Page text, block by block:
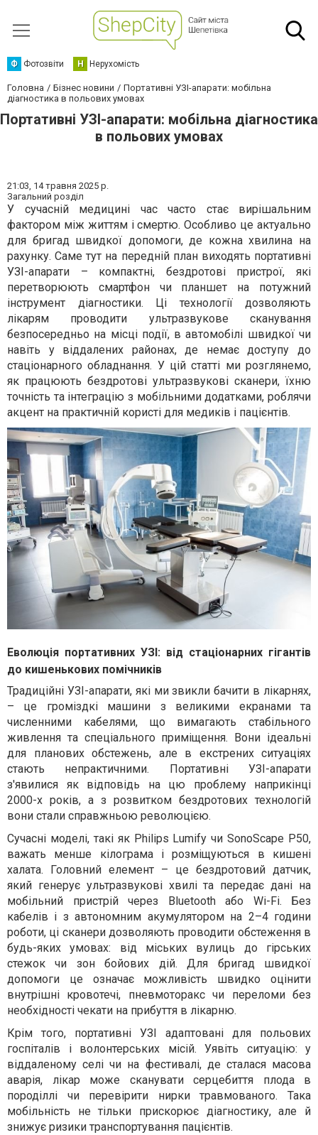
Ф Фотозвіти Н Нерухомість
Головна Бізнес новини
Портативні УЗІ-апарати: мобільна
діагностика в польових умовах
Портативні УЗІ-апарати: мобільна діагностика
в польових умовах
21:03, 14 травня 2025 р.
Загальний розділ
У сучасній медицині час часто стає вирішальним
фактором між життям і смертю. Особливо це актуально
для бригад швидкої допомоги, де кожна хвилина на
рахунку. Саме тут на передній план виходять портативні
УЗІ-апарати – компактні, бездротові пристрої, які
перетворюють смартфон чи планшет на потужний
інструмент діагностики. Ці технології дозволяють
лікарям проводити ультразвукове сканування
безпосередньо на місці події, в автомобілі швидкої чи
навіть у віддалених районах, де немає доступу до
стаціонарного обладнання. У цій статті ми розглянемо,
як працюють бездротові ультразвукові сканери, їхню
точність та інтеграцію з мобільними додатками, роблячи
акцент на практичній користі для медиків і пацієнтів.
Еволюція портативних УЗІ: від стаціонарних гігантів
до кишенькових помічників
Традиційні УЗІ-апарати, які ми звикли бачити в лікарнях,
– це громіздкі машини з великими екранами та
численними кабелями, що вимагають стабільного
живлення та спеціального приміщення. Вони ідеальні
для планових обстежень, але в екстрених ситуаціях
стають непрактичними. Портативні УЗІ-апарати
з'явилися як відповідь на цю проблему наприкінці
2000-х років, а з розвитком бездротових технологій
вони стали справжньою революцією.
Сучасні моделі, такі як Philips Lumify чи SonoScape P50,
важать менше кілограма і розміщуються в кишені
халата. Головний елемент – це бездротовий датчик,
який генерує ультразвукові хвилі та передає дані на
мобільний пристрій через Bluetooth або Wi-Fi. Без
кабелів і з автономним акумулятором на 2–4 години
роботи, ці сканери дозволяють проводити обстеження в
будь-яких умовах: від міських вулиць до гірських
стежок чи зон бойових дій. Для бригад швидкої
допомоги це означає можливість швидко оцінити
внутрішні кровотечі, пневмоторакс чи переломи без
необхідності чекати на прибуття в лікарню.
Крім того, портативні УЗІ адаптовані для польових
госпіталів і волонтерських місій. Уявіть ситуацію: у
віддаленому селі чи на фестивалі, де сталася масова
аварія, лікар може сканувати серцебиття плода в
породіллі чи перевірити нирки травмованого. Така
мобільність не тільки прискорює діагностику, але й
знижує ризики транспортування пацієнтів.